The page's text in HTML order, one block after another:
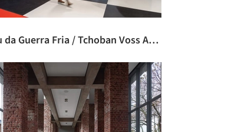
Museu da Guerra Fria / Tchoban Voss Architekten